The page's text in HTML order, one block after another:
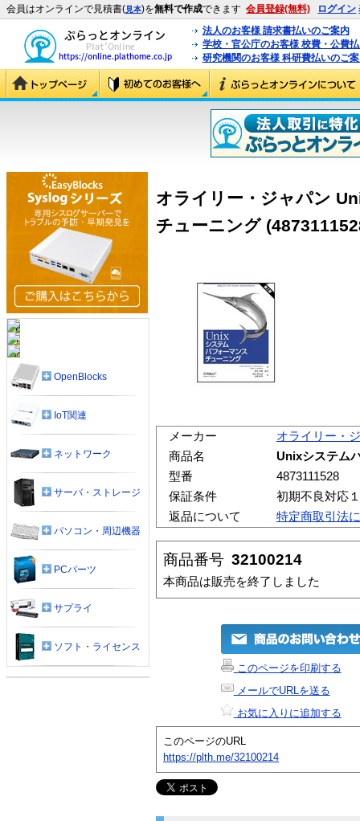
会員はオンラインで見積書(見本)を無料で作成できます 会員登録(無料) ログイン
法人のお客様 請求書払いのご案内
学校・官公庁のお客様 校費・公費
研究機関のお客様 科研費払いのご
オライリー・ジャパン
チューニング
メーカー
オライリー・
商品名
Unixシステム
型番
4873111528
保証条件
初期不良対応
返品について
特定商取引法
商品番号 32100214
本商品は販売を終了しました
このページを印刷する
メールでURLを送る
お気に入りに追加する
このページのURL
https://plth.me/32100214
OpenBlocks
IoT関連
ネットワーク
サーバ・ストレージ
パソコン・周辺機器
PCパーツ
サプライ
ソフト・ライセンス